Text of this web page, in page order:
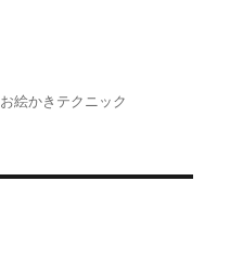
カ
お絵かきテクニック